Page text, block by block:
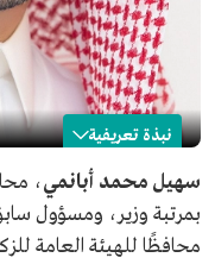
نبذة تعريفية
سهيل أبانمي
الاسم
سهيل
المنصب الحالي
محافظ
سهيل محمد أبانمي،
بمرتبة وزير، ومسؤول